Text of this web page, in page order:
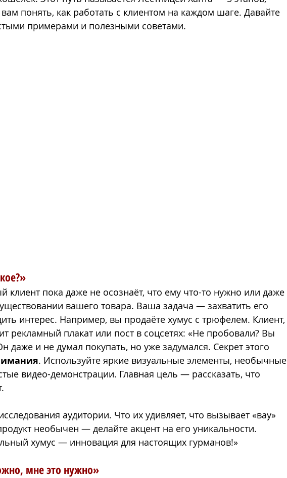
ניהול דפי אינסטגרם מיתוג עסקי פיתוח מותג
понять, как работать с клиентом на каждом шаге. Давайте
примерами и полезными советами.
клиент пока даже не осознаёт, что ему что-то нужно или даже
вашего товара. Ваша задача — захватить его
интерес. Например, вы продаёте хумус с трюфелем. Клиент,
рекламный плакат или пост в соцсетях: «Не пробовали? Вы
даже и не думал покупать, но уже задумался. Секрет этого
. Используйте яркие визуальные элементы, необычные
видео-демонстрации. Главная цель — рассказать, что
аудитории. Что их удивляет, что вызывает «вау»
необычен — делайте акцент на его уникальности.
хумус — инновация для настоящих гурманов!»
мне это нужно»